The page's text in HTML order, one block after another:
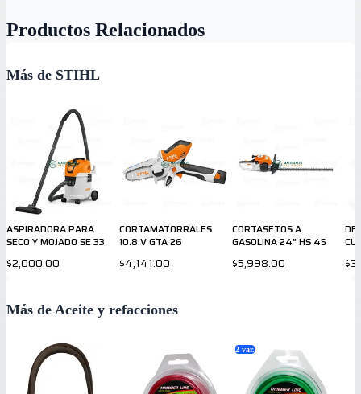
Productos Relacionados
Más de STIHL
ASPIRADORA PARA
SECO Y MOJADO SE 33
$2,000.00
CORTAMATORRALES
10.8 V GTA 26
$4,141.00
CORTASETOS A
GASOLINA 24” HS 45
$5,998.00
Más de Aceite y refacciones
2 var.